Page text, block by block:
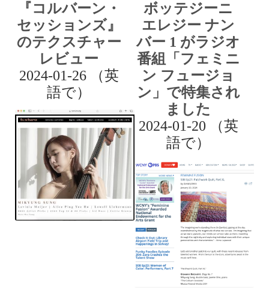
『コルバーン・
セッションズ』
のテクスチャー
レビュー
2024-01-26 （英
語で）
ボッテジーニ
エレジー ナン
バー 1 がラジオ
番組「フェミニ
ン フュージョ
ン」で特集され
ました
2024-01-20 （英
語で）